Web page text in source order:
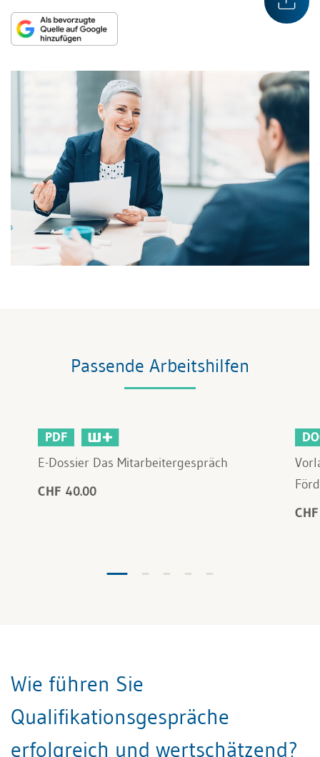
Passende Arbeitshilfen
PDF
E-Dossier Das Mitarbeitergespräch
CHF 40.00
Wie führen Sie
Qualifikationsgespräche
erfolgreich und wertschätzend?